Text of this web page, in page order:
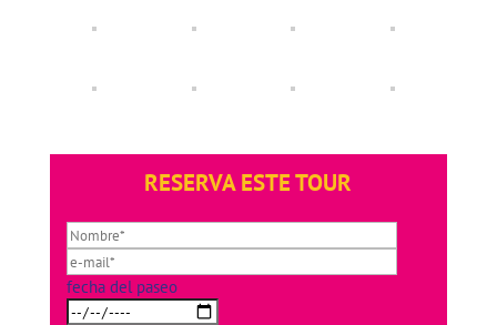
RESERVA ESTE TOUR
fecha del paseo